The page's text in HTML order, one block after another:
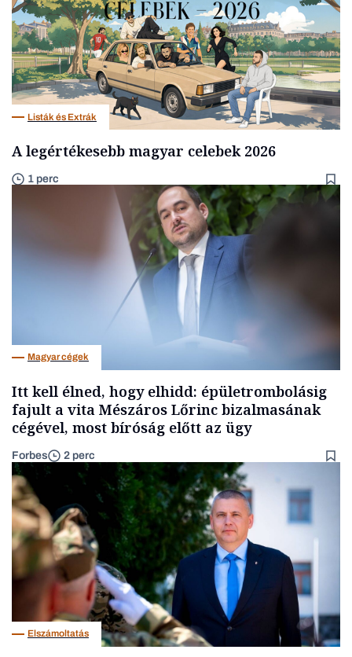
Listák és Extrák
A legértékesebb magyar celebek 2026
1 perc
Magyar cégek
Itt kell élned, hogy elhidd: épületrombolásig
fajult a vita Mészáros Lőrinc bizalmasának
cégével, most bíróság előtt az ügy
Forbes 2 perc
Elszámoltatás